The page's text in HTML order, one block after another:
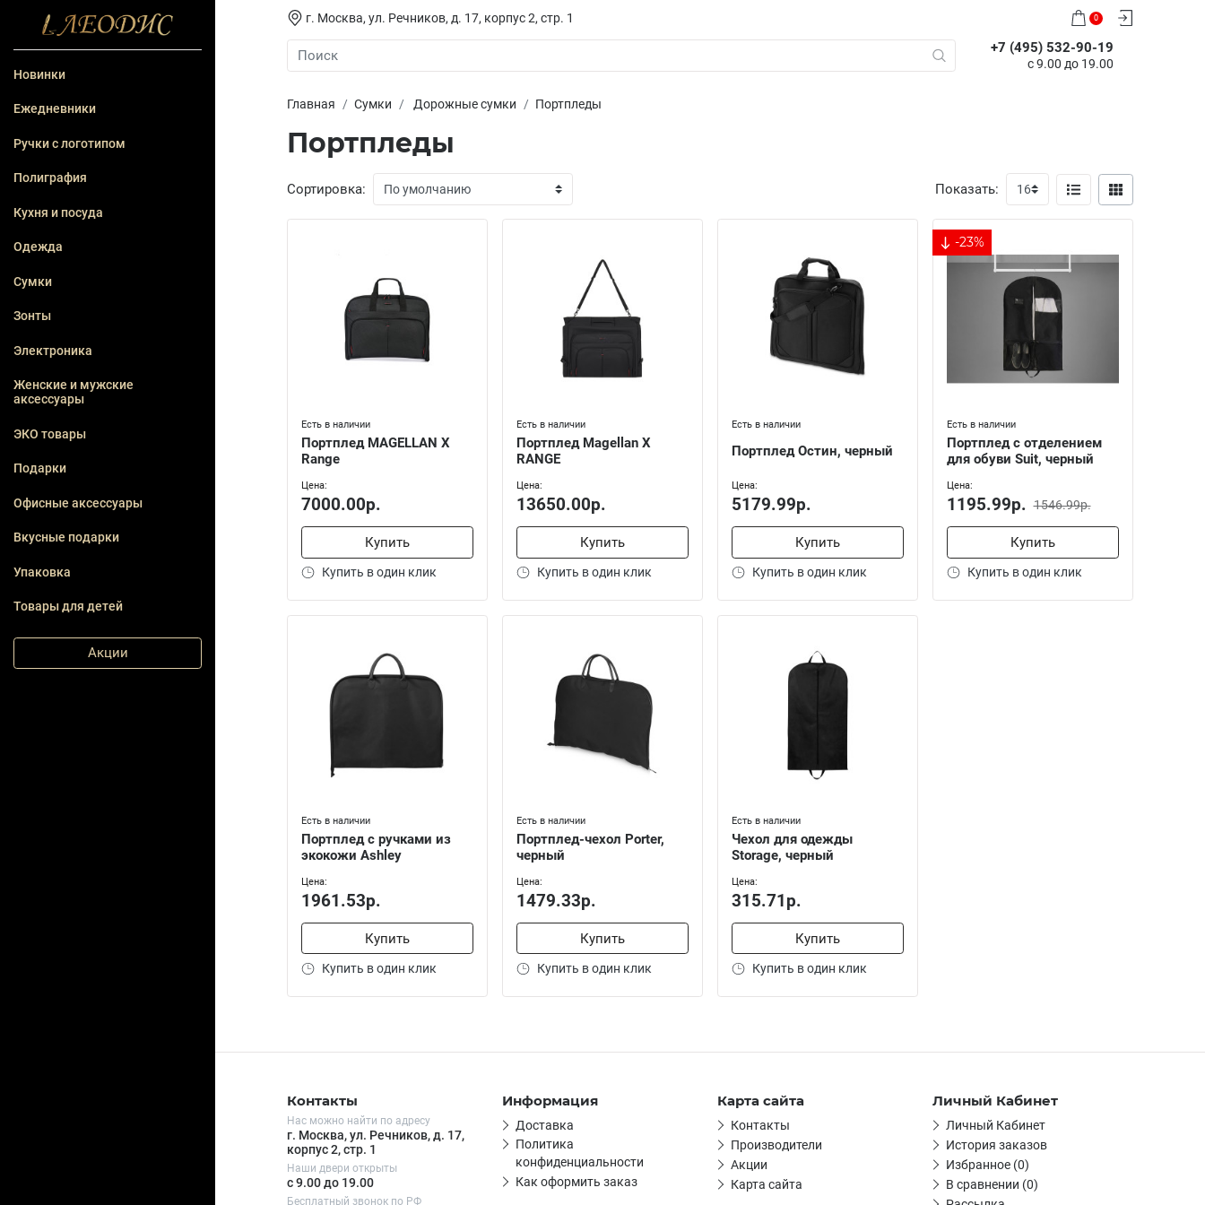
Новинки
Ежедневники
Ручки с логотипом
Полиграфия
Кухня и посуда
Одежда
Сумки
Зонты
Электроника
Женские и мужские
аксессуары
ЭКО товары
Подарки
Офисные аксессуары
Вкусные подарки
Упаковка
Товары для детей
Акции
г. Москва, ул. Речников, д. 17, корпус 2, стр. 1
+7 (495) 532-90-19
с 9.00 до 19.00
0
Главная Сумки Дорожные сумки Портпледы
Портпледы
Сортировка: Показать:
Есть в наличии
Портплед MAGELLAN X
Range
Цена:
7000.00р.
Купить
Купить в один клик
Есть в наличии
Портплед Magellan X
RANGE
Цена:
13650.00р.
Купить
Купить в один клик
Есть в наличии
Портплед Остин, черный
Цена:
5179.99р.
Купить
Купить в один клик
-23%
Есть в наличии
Портплед с отделением
для обуви Suit, черный
Цена:
1195.99р. 1546.99р.
Купить
Купить в один клик
Есть в наличии
Портплед с ручками из
экокожи Ashley
Цена:
1961.53р.
Купить
Купить в один клик
Есть в наличии
Портплед-чехол Porter,
черный
Цена:
1479.33р.
Купить
Купить в один клик
Есть в наличии
Чехол для одежды
Storage, черный
Цена:
315.71р.
Купить
Купить в один клик
Контакты
Нас можно найти по адресу
г. Москва, ул. Речников, д. 17,
корпус 2, стр. 1
Наши двери открыты
с 9.00 до 19.00
Бесплатный звонок по РФ
Информация
Доставка
Политика
конфиденциальности
Как оформить заказ
Карта сайта
Контакты
Производители
Акции
Карта сайта
Личный Кабинет
Личный Кабинет
История заказов
Избранное (0)
В сравнении (0)